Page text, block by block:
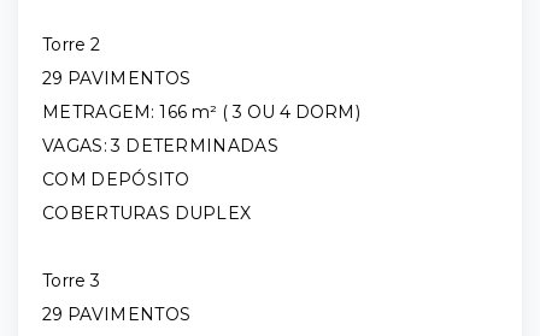
Torre 2
29 PAVIMENTOS
METRAGEM: 166 m² ( 3 OU 4 DORM)
VAGAS: 3 DETERMINADAS
COM DEPÓSITO
COBERTURAS DUPLEX
Torre 3
29 PAVIMENTOS